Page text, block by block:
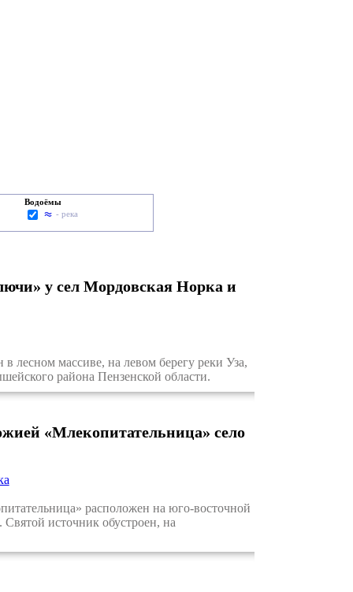
Водоёмы
- река
у сел Мордовская Норка и
массиве, на левом берегу реки Уза,
района Пензенской области.
«Млекопитательница» село
расположен на юго-восточной
источник обустроен, на